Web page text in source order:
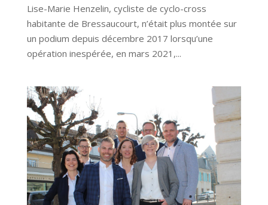
Lise-Marie Henzelin, cycliste de cyclo-cross
habitante de Bressaucourt, n’était plus montée sur
un podium depuis décembre 2017 lorsqu’une
opération inespérée, en mars 2021,...